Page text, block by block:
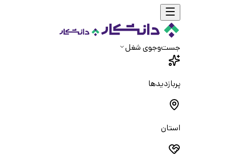
جست‌و‌جوی شغل
پربازدیدها
استان